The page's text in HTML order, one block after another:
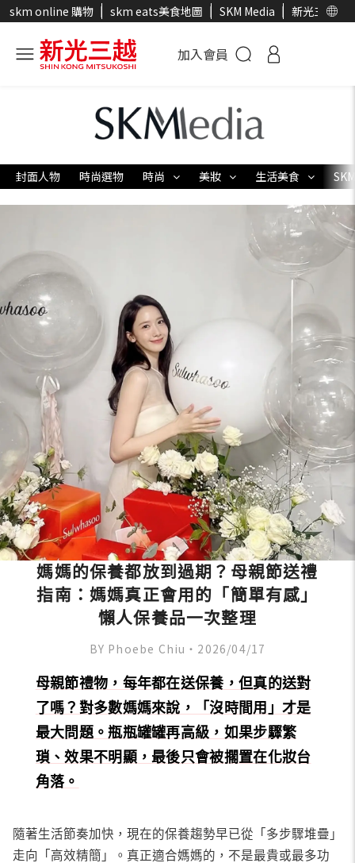
skm online 購物 skm eats美食地圖 SKM Media 新光三越官
加入會員
封面人物 時尚選物 時尚 美妝 生活美食
母親節禮物，每年都在送保養，但真的送對
了嗎？對多數媽媽來說，「沒時間用」才是
最大問題。瓶瓶罐罐再高級，如果步驟繁
瑣、效果不明顯，最後只會被擱置在化妝台
角落。
媽媽的保養都放到過期？母親節送禮
指南：媽媽真正會用的「簡單有感」
懶人保養品一次整理
BY Phoebe Chiu・2026/04/17
隨著生活節奏加快，現在的保養趨勢早已從「多步驟堆疊」
走向「高效精簡」。真正適合媽媽的，不是最貴或最多功